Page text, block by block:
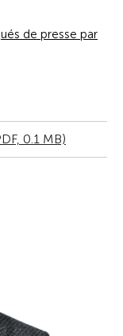
de presse par
0.1 MB)